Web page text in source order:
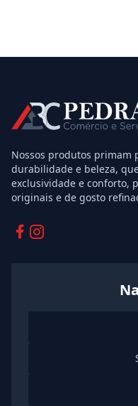
Nossos produtos primam
durabilidade e beleza,
exclusividade e conforto,
originais e de gosto
Facebook